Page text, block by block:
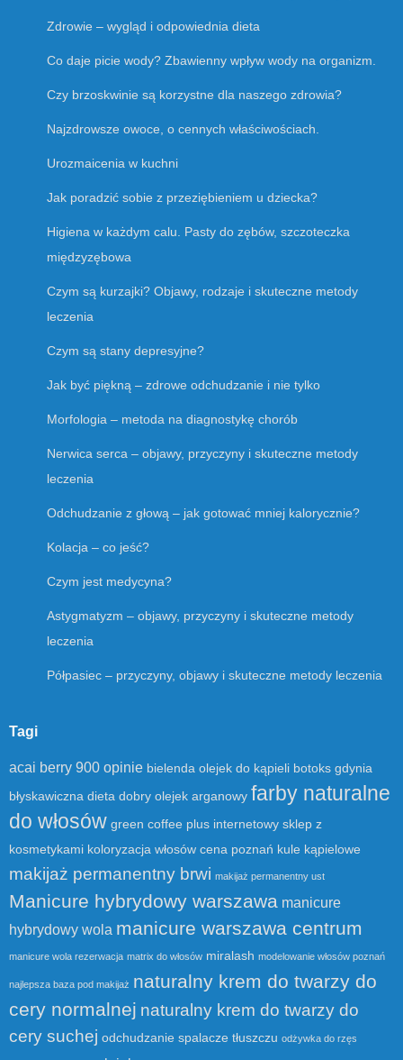
Zdrowie – wygląd i odpowiednia dieta
Co daje picie wody? Zbawienny wpływ wody na organizm.
Czy brzoskwinie są korzystne dla naszego zdrowia?
Najzdrowsze owoce, o cennych właściwościach.
Urozmaicenia w kuchni
Jak poradzić sobie z przeziębieniem u dziecka?
Higiena w każdym calu. Pasty do zębów, szczoteczka
międzyzębowa
Czym są kurzajki? Objawy, rodzaje i skuteczne metody
leczenia
Czym są stany depresyjne?
Jak być piękną – zdrowe odchudzanie i nie tylko
Morfologia – metoda na diagnostykę chorób
Nerwica serca – objawy, przyczyny i skuteczne metody
leczenia
Odchudzanie z głową – jak gotować mniej kalorycznie?
Kolacja – co jeść?
Czym jest medycyna?
Astygmatyzm – objawy, przyczyny i skuteczne metody
leczenia
Półpasiec – przyczyny, objawy i skuteczne metody leczenia
Tagi
acai berry 900 opinie bielenda olejek do kąpieli botoks gdynia
błyskawiczna dieta dobry olejek arganowy farby naturalne
do włosów green coffee plus internetowy sklep z
kosmetykami koloryzacja włosów cena poznań kule kąpielowe
makijaż permanentny brwi makijaż permanentny ust
Manicure hybrydowy warszawa manicure
hybrydowy wola manicure warszawa centrum
manicure wola rezerwacja matrix do włosów miralash modelowanie włosów poznań
najlepsza baza pod makijaż naturalny krem do twarzy do
cery normalnej naturalny krem do twarzy do
cery suchej odchudzanie spalacze tłuszczu odżywka do rzęs